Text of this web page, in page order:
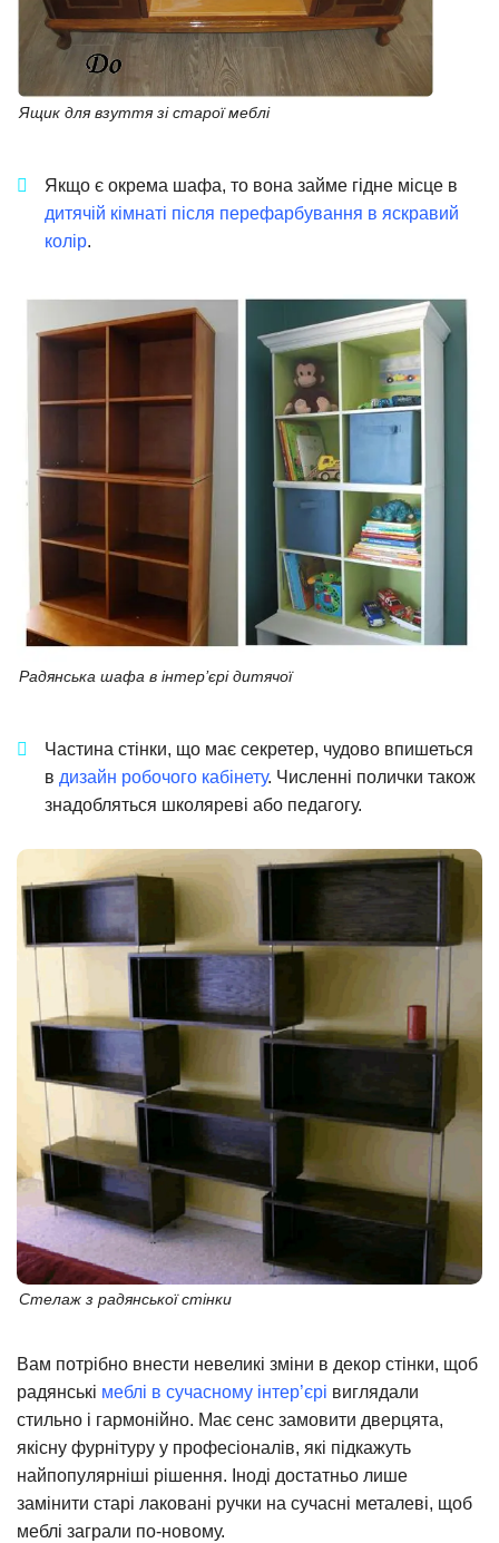
Ящик для взуття зі старої меблі
Якщо є окрема шафа, то вона займе гідне місце в
дитячій кімнаті після перефарбування в яскравий
колір.
Радянська шафа в інтер’єрі дитячої
Частина стінки, що має секретер, чудово впишеться
в дизайн робочого кабінету. Численні полички також
знадобляться школяреві або педагогу.
Стелаж з радянської стінки
Вам потрібно внести невеликі зміни в декор стінки, щоб
радянські меблі в сучасному інтер’єрі виглядали
стильно і гармонійно. Має сенс замовити дверцята,
якісну фурнітуру у професіоналів, які підкажуть
найпопулярніші рішення. Іноді достатньо лише
замінити старі лаковані ручки на сучасні металеві, щоб
меблі заграли по-новому.